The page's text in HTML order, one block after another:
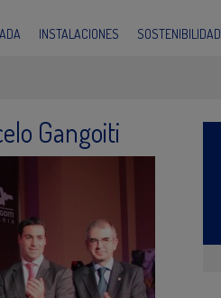
INSTALACIONES SOSTENIBILIDAD
Gangoiti